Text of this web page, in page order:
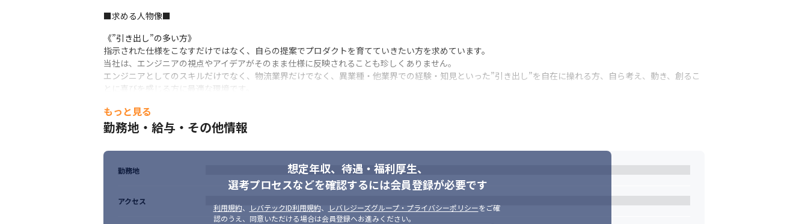
■求める人物像■
《”引き出し”の多い方》
指示された仕様をこなすだけではなく、自らの提案でプロダクトを育てていきたい方を求めています。
当社は、エンジニアの視点やアイデアがそのまま仕様に反映されることも珍しくありません。
エンジニアとしてのスキルだけでなく、物流業界だけでなく、異業種・他業界での経験・知見といった”引き出し”を自在に操れる方、自ら考え、動き、創るこ
とに喜びを感じる方に最適な環境です。
《クライアントと向き合う責任とやりがい》
要件定義や見積作成、仕様調整などの上流工程に主体的に携わってきた方を歓迎します。
お客様との信頼関係を築きながら、技術だけでなく“成果”に責任を持ちたい方にぴったりです。
《安定や知名度より、本質重視》
目立つブランドより、“使われる仕組み”を本気でつくることに価値を感じる方を歓迎します。
尼崎という立地にこだわるのも、現場の声が届く場所で本物の開発をしたいから。
現場に近い環境で、クライアントと向き合いながら本質的なものづくりに取組みたい方に最適な職場です。
もっと見る
勤務地・給与・その他情報
想定年収、待遇・福利厚生、
選考プロセスなどを確認するには会員登録が必要です
利用規約、 レバテックID利用規約、 レバレジーズグループ・プライバシーポリシーをご確
認のうえ、同意いただける場合は会員登録へお進みください。
勤務地
アクセス